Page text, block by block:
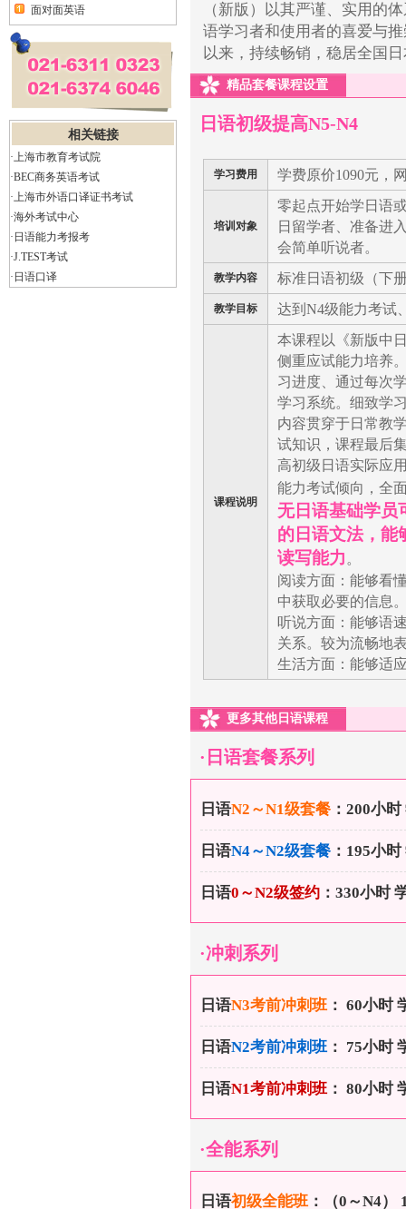
面对面英语
相关链接
·上海市教育考试院
·BEC商务英语考试
·上海市外语口译证书考试
·海外考试中心
·日语能力考报考
·J.TEST考试
·日语口译
（新版）以其严谨、实用的
语学习者和使用者的喜爱与
以来，持续畅销，稳居全国
精品套餐课程设置
日语初级提高N5-N4
学习费用 学费原价1090元，
培训对象
零起点开始学日语
日留学者、准备进
会简单听说者。
教学内容 标准日语初级（下
教学目标 达到N4级能力考试
课程说明
本课程以《新版中
侧重应试能力培养
习进度、通过每次
学习系统。细致学
内容贯穿于日常教
试知识，课程最后
高初级日语实际应
能力考试倾向，全
无日语基础学员
的日语文法，能
读写能力 。
阅读方面：能够看
中获取必要的信息
听说方面：能够语
关系。较为流畅地
生活方面：能够适
更多其他日语课程
·日语套餐系列
日语N2～N1级套餐 ：200小
日语N4～N2级套餐 ：195小
日语0～N2级签约 ：330小时
·冲刺系列
日语N3考前冲刺班： 60小时
日语N2考前冲刺班： 75小时
日语N1考前冲刺班： 80小时
·全能系列
日语初级全能班：（0～N4）